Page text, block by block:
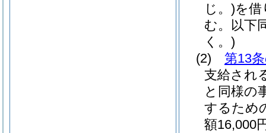
じ。)を借
む。以下
く。)
(2)
第13
支給され
と同様の
するため
額16,000